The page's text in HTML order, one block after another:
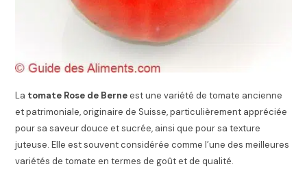
La tomate Rose de Berneest une variété de tomate ancienne
et patrimoniale, originaire de Suisse, particulièrement appréciée
pour sa saveur douce et sucrée, ainsi que pour sa texture
juteuse. Elle est souvent considérée comme l’une des meilleures
variétés de tomate en termes de goût et de qualité.